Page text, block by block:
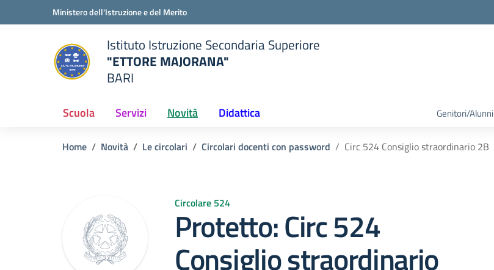
Vai ai contenuti
Vai al menu di navigazioneMinistero dell'Istruzione e del Merito
scuola
Istituto Istruzione Secondaria Superiore
"ETTORE MAJORANA"
BARI
Scuola Servizi Novità Didattica Genitori/Alunni
Home Novità Le circolari Circolari docenti con password Circ 524 Consiglio straordinario 2B
Circolare 524
Protetto: Circ 524
Consiglio straordinario